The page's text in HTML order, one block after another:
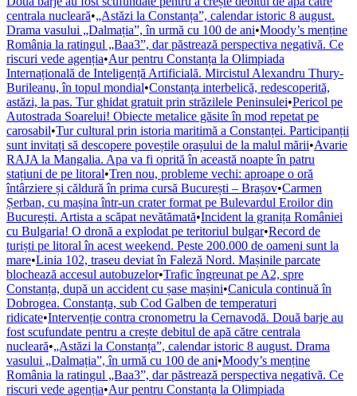
centrala nucleară•„Astăzi la Constanța”, calendar istoric 8 august.
Drama vasului „Dalmația”, în urmă cu 100 de ani•Moody’s menține
România la ratingul „Baa3”, dar păstrează perspectiva negativă. Ce
riscuri vede agenția•Aur pentru Constanța la Olimpiada
Internațională de Inteligență Artificială. Mircistul Alexandru Thury-
Burileanu, în topul mondial•Constanța interbelică, redescoperită,
astăzi, la pas. Tur ghidat gratuit prin străzilele Peninsulei•Pericol pe
Autostrada Soarelui! Obiecte metalice găsite în mod repetat pe
carosabil•Tur cultural prin istoria maritimă a Constanței. Participanții
sunt invitați să descopere poveștile orașului de la malul mării•Avarie
RAJA la Mangalia. Apa va fi oprită în această noapte în patru
stațiuni de pe litoral•Tren nou, probleme vechi: aproape o oră
întârziere și căldură în prima cursă București – Brașov•Carmen
Șerban, cu mașina într-un crater format pe Bulevardul Eroilor din
București. Artista a scăpat nevătămată•Incident la granița României
cu Bulgaria! O dronă a explodat pe teritoriul bulgar•Record de
turiști pe litoral în acest weekend. Peste 200.000 de oameni sunt la
mare•Linia 102, traseu deviat în Faleză Nord. Mașinile parcate
blochează accesul autobuzelor•Trafic îngreunat pe A2, spre
Constanța, după un accident cu șase mașini•Canicula continuă în
Dobrogea. Constanța, sub Cod Galben de temperaturi
ridicate•Intervenție contra cronometru la Cernavodă. Două barje au
fost scufundate pentru a crește debitul de apă către centrala
nucleară•„Astăzi la Constanța”, calendar istoric 8 august. Drama
vasului „Dalmația”, în urmă cu 100 de ani•Moody’s menține
România la ratingul „Baa3”, dar păstrează perspectiva negativă. Ce
riscuri vede agenția•Aur pentru Constanța la Olimpiada